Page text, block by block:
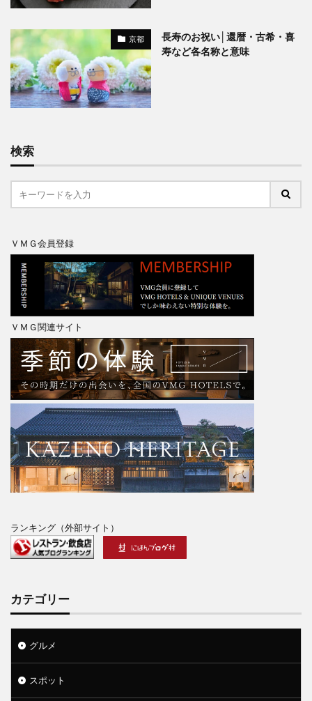
京都
長寿のお祝い│還暦・古希・喜
寿など各名称と意味
検索
ＶＭＧ会員登録
ＶＭＧ関連サイト
ランキング（外部サイト）
カテゴリー
グルメ
スポット